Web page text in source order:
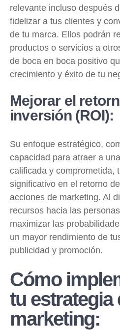
relevante incluso después
fidelizar a tus clientes y
de tu marca. Ellos podrán
productos o servicios a
de boca en boca positivo
crecimiento y éxito de tu
Mejorar el
inversión (ROI):
Su enfoque estratégico,
capacidad para atraer a
calificada y comprometida,
significativo en el retorno
acciones de marketing. Al
recursos hacia las
maximizar las
un mayor rendimiento de
publicidad y promoción.
Cómo
tu estrategia
marketing: